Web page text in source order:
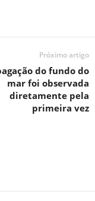
Próximo artigo
do fundo do
mar foi observada
diretamente pela
primeira vez